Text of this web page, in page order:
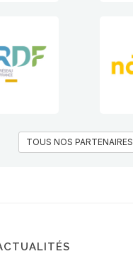
TOUS NOS PARTENAIRES